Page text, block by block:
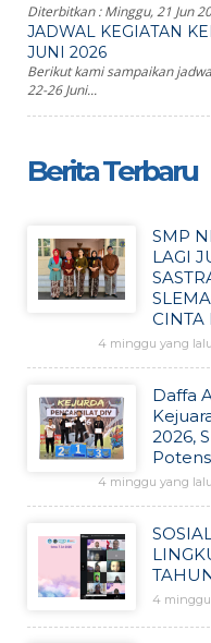
Diterbitkan :Minggu, 21 Jun
JADWAL KEGIATAN
JUNI 2026
Berikut kami sampaikan
22-26 Juni...
Berita Terbaru
SMP
LAGI
CINTA
4 minggu yang lalu
Daffa
2026,
4 minggu yang lalu
4